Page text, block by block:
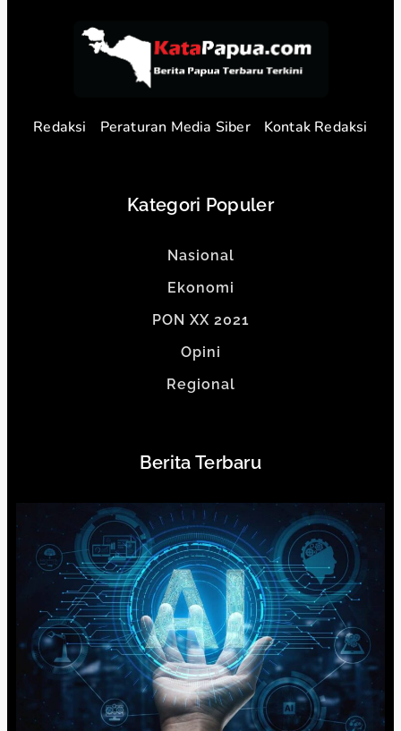
Redaksi Peraturan Media Siber Kontak Redaksi
Kategori Populer
Nasional
Ekonomi
PON XX 2021
Opini
Regional
Berita Terbaru